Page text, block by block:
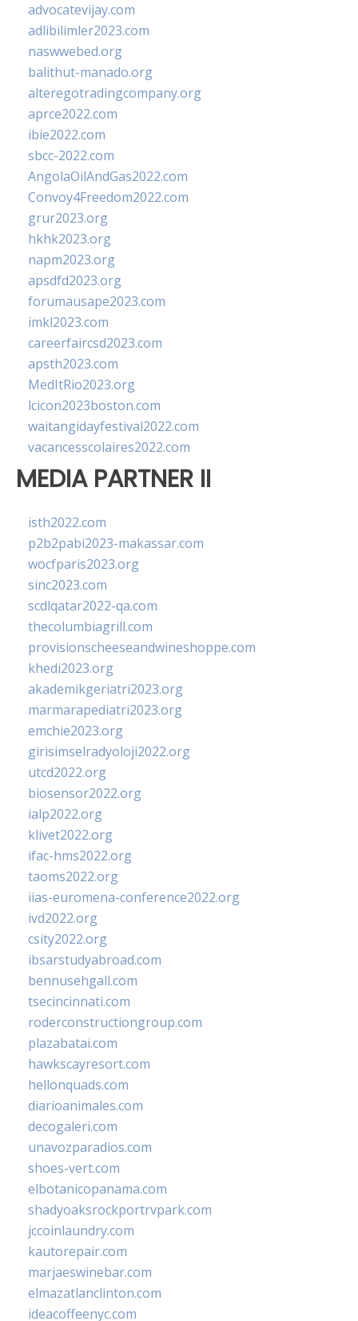
advocatevijay.com
adlibilimler2023.com
naswwebed.org
balithut-manado.org
alteregotradingcompany.org
aprce2022.com
ibie2022.com
sbcc-2022.com
AngolaOilAndGas2022.com
Convoy4Freedom2022.com
grur2023.org
hkhk2023.org
napm2023.org
apsdfd2023.org
forumausape2023.com
imkl2023.com
careerfaircsd2023.com
apsth2023.com
MedItRio2023.org
lcicon2023boston.com
waitangidayfestival2022.com
vacancesscolaires2022.com
MEDIA PARTNER II
isth2022.com
p2b2pabi2023-makassar.com
wocfparis2023.org
sinc2023.com
scdlqatar2022-qa.com
thecolumbiagrill.com
provisionscheeseandwineshoppe.com
khedi2023.org
akademikgeriatri2023.org
marmarapediatri2023.org
emchie2023.org
girisimselradyoloji2022.org
utcd2022.org
biosensor2022.org
ialp2022.org
klivet2022.org
ifac-hms2022.org
taoms2022.org
iias-euromena-conference2022.org
ivd2022.org
csity2022.org
ibsarstudyabroad.com
bennusehgall.com
tsecincinnati.com
roderconstructiongroup.com
plazabatai.com
hawkscayresort.com
hellonquads.com
diarioanimales.com
decogaleri.com
unavozparadios.com
shoes-vert.com
elbotanicopanama.com
shadyoaksrockportrvpark.com
jccoinlaundry.com
kautorepair.com
marjaeswinebar.com
elmazatlanclinton.com
ideacoffeenyc.com